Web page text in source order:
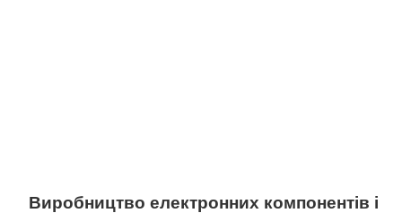
Виробництво електронних компонентів і